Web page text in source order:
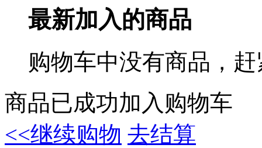
最新加入的商品
购物车中没有商品，
商品已成功加入购物车
<<继续购物 去结算